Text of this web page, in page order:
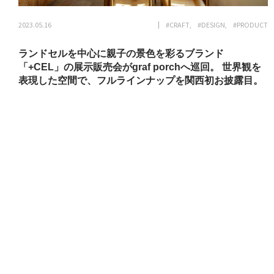
2023.05.16 #CRAFT #DESIGN #PRODUCT
ランドセルを中心に親子の景色を彩るブランド
「+CEL」の展示販売会がgraf porchへ巡回。 世界観を
表現した空間で、フルラインナップを関西初お披露目。